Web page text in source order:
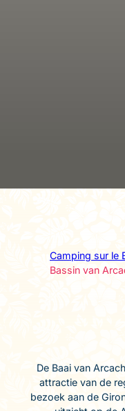
Camping sur le
Bassin van
De Baai van
attractie van de
bezoek aan de